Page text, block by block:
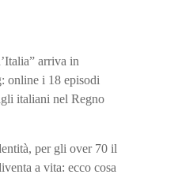
arriva in
online i 18 episodi
italiani nel Regno
per gli over 70 il
a vita: ecco cosa